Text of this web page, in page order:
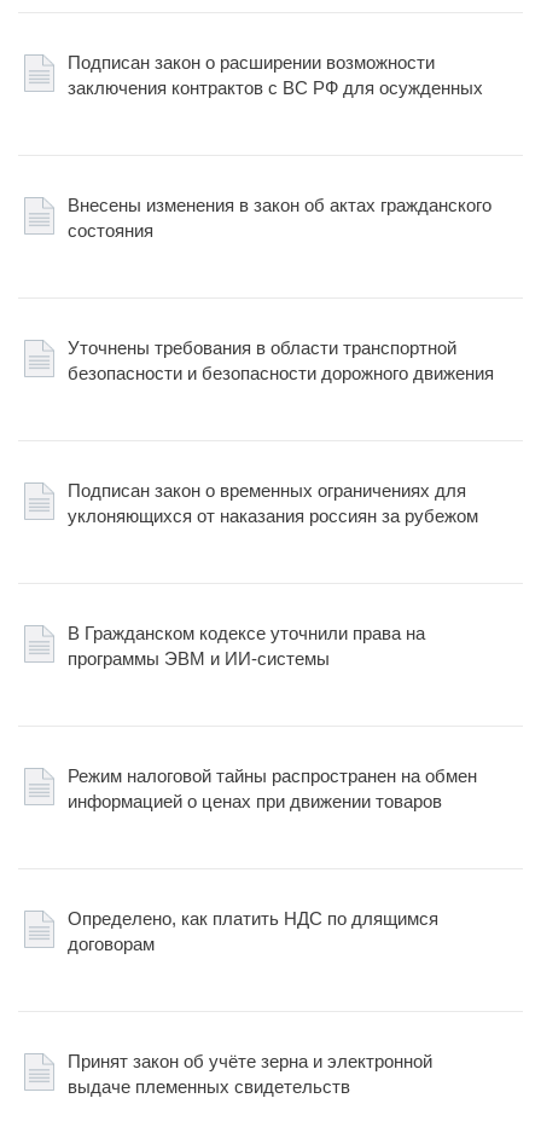
Подписан закон о расширении возможности
заключения контрактов с ВС РФ для осужденных
Внесены изменения в закон об актах гражданского
состояния
Уточнены требования в области транспортной
безопасности и безопасности дорожного движения
Подписан закон о временных ограничениях для
уклоняющихся от наказания россиян за рубежом
В Гражданском кодексе уточнили права на
программы ЭВМ и ИИ-системы
Режим налоговой тайны распространен на обмен
информацией о ценах при движении товаров
Определено, как платить НДС по длящимся
договорам
Принят закон об учёте зерна и электронной
выдаче племенных свидетельств